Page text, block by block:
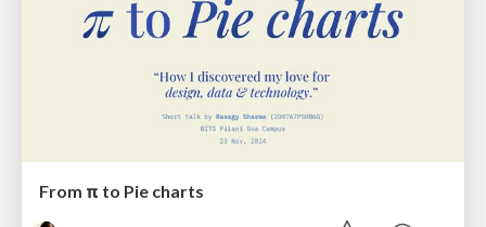
From π to Pie charts